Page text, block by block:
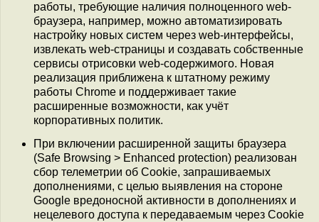
работы, требующие наличия полноценного web-
браузера, например, можно автоматизировать
настройку новых систем через web-интерфейсы,
извлекать web-страницы и создавать собственные
сервисы отрисовки web-содержимого. Новая
реализация приближена к штатному режиму
работы Chrome и поддерживает такие
расширенные возможности, как учёт
корпоративных политик.
При включении расширенной защиты браузера
(Safe Browsing > Enhanced protection) реализован
сбор телеметрии об Сookie, запрашиваемых
дополнениями, с целью выявления на стороне
Google вредоносной активности в дополнениях и
нецелевого доступа к передаваемым через Cookie